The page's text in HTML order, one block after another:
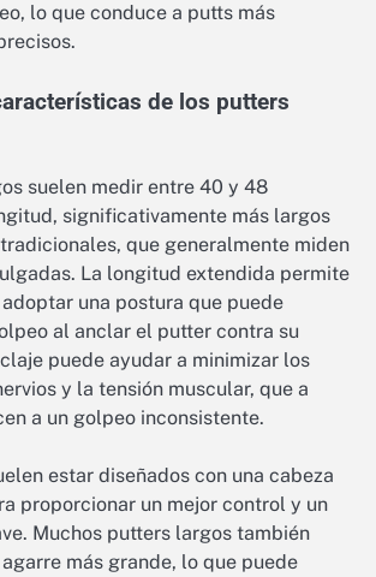
lo que conduce a putts más
de los putters
suelen medir entre 40 y 48
significativamente más largos
que generalmente miden
La longitud extendida permite
una postura que puede
al anclar el putter contra su
puede ayudar a minimizar los
y la tensión muscular, que a
a un golpeo inconsistente.
estar diseñados con una cabeza
proporcionar un mejor control y un
Muchos putters largos también
más grande, lo que puede